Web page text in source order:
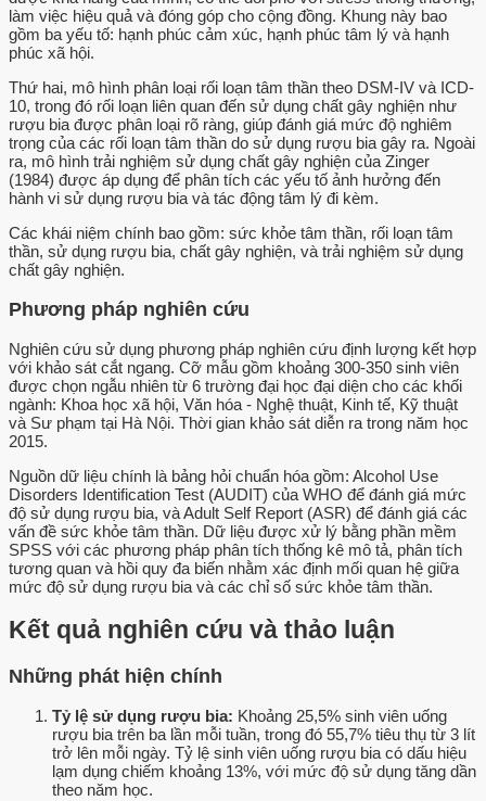
làm việc hiệu quả và đóng góp cho cộng đồng. Khung này bao
gồm ba yếu tố: hạnh phúc cảm xúc, hạnh phúc tâm lý và hạnh
phúc xã hội.
Thứ hai, mô hình phân loại rối loạn tâm thần theo DSM-IV và ICD-
10, trong đó rối loạn liên quan đến sử dụng chất gây nghiện như
rượu bia được phân loại rõ ràng, giúp đánh giá mức độ nghiêm
trọng của các rối loạn tâm thần do sử dụng rượu bia gây ra. Ngoài
ra, mô hình trải nghiệm sử dụng chất gây nghiện của Zinger
(1984) được áp dụng để phân tích các yếu tố ảnh hưởng đến
hành vi sử dụng rượu bia và tác động tâm lý đi kèm.
Các khái niệm chính bao gồm: sức khỏe tâm thần, rối loạn tâm
thần, sử dụng rượu bia, chất gây nghiện, và trải nghiệm sử dụng
chất gây nghiện.
Phương pháp nghiên cứu
Nghiên cứu sử dụng phương pháp nghiên cứu định lượng kết hợp
với khảo sát cắt ngang. Cỡ mẫu gồm khoảng 300-350 sinh viên
được chọn ngẫu nhiên từ 6 trường đại học đại diện cho các khối
ngành: Khoa học xã hội, Văn hóa - Nghệ thuật, Kinh tế, Kỹ thuật
và Sư phạm tại Hà Nội. Thời gian khảo sát diễn ra trong năm học
2015.
Nguồn dữ liệu chính là bảng hỏi chuẩn hóa gồm: Alcohol Use
Disorders Identification Test (AUDIT) của WHO để đánh giá mức
độ sử dụng rượu bia, và Adult Self Report (ASR) để đánh giá các
vấn đề sức khỏe tâm thần. Dữ liệu được xử lý bằng phần mềm
SPSS với các phương pháp phân tích thống kê mô tả, phân tích
tương quan và hồi quy đa biến nhằm xác định mối quan hệ giữa
mức độ sử dụng rượu bia và các chỉ số sức khỏe tâm thần.
Kết quả nghiên cứu và thảo luận
Những phát hiện chính
Tỷ lệ sử dụng rượu bia: Khoảng 25,5% sinh viên uống
rượu bia trên ba lần mỗi tuần, trong đó 55,7% tiêu thụ từ 3 lít
trở lên mỗi ngày. Tỷ lệ sinh viên uống rượu bia có dấu hiệu
lạm dụng chiếm khoảng 13%, với mức độ sử dụng tăng dần
theo năm học.